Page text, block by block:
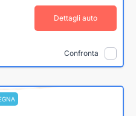
Dettagli auto
Confronta